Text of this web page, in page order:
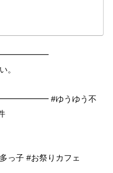
。
#ゆうゆう不
っ子 #お祭りカフェ